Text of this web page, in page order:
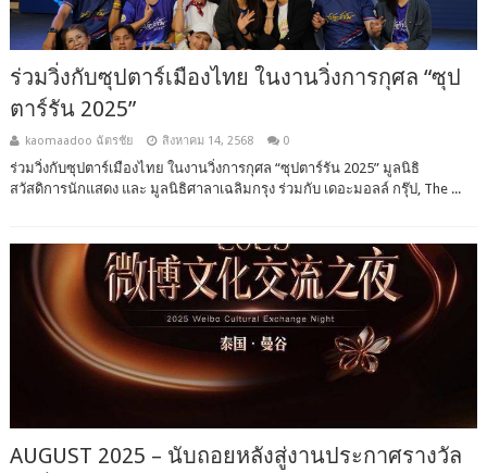
ร่วมวิ่งกับซุปตาร์เมืองไทย ในงานวิ่งการกุศล “ซุป
ตาร์รัน 2025”
kaomaadoo ฉัตรชัย สิงหาคม 14, 2568 0
ร่วมวิ่งกับซุปตาร์เมืองไทย ในงานวิ่งการกุศล “ซุปตาร์รัน 2025” มูลนิธิ
สวัสดิการนักแสดง และ มูลนิธิศาลาเฉลิมกรุง ร่วมกับ เดอะมอลล์ กรุ๊ป, The ...
AUGUST 2025 – นับถอยหลังสู่งานประกาศรางวัล